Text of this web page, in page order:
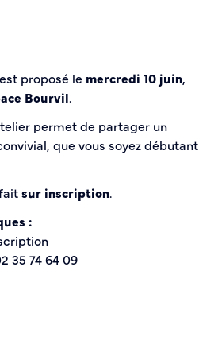
est proposé le mercredi 10 juin,
Bourvil.
permet de partager un
que vous soyez débutant
sur inscription.
:
35 74 64 09
et le jardinage